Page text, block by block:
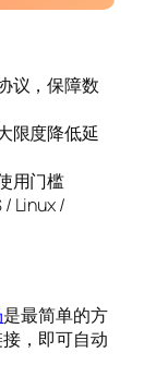
议，保障数
限度降低延
用门槛
/ Linux /
是最简单的方
，即可自动